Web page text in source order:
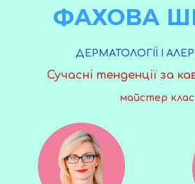
ФАХОВА
ДЕРМАТОЛОГІЇ І
Сучасні тенденції за
майстер клас